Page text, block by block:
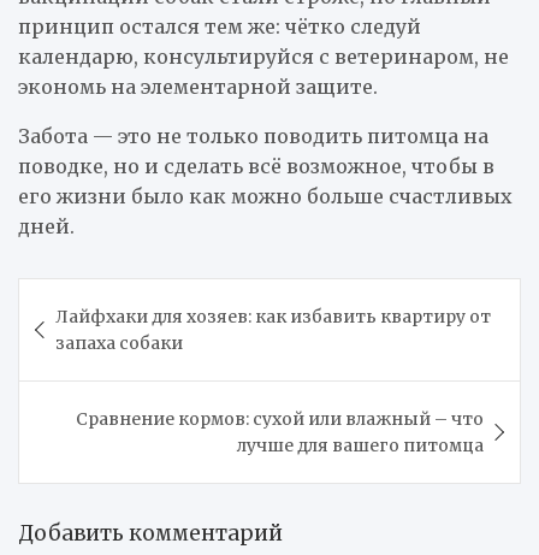
принцип остался тем же: чётко следуй
календарю, консультируйся с ветеринаром, не
экономь на элементарной защите.
Забота — это не только поводить питомца на
поводке, но и сделать всё возможное, чтобы в
его жизни было как можно больше счастливых
дней.
по
записям
Лайфхаки для хозяев: как избавить квартиру от
запаха собаки
Сравнение кормов: сухой или влажный – что
лучше для вашего питомца
Добавить комментарий